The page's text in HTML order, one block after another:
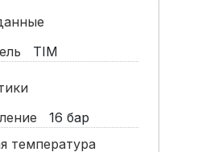
TIM
16 бар
температура